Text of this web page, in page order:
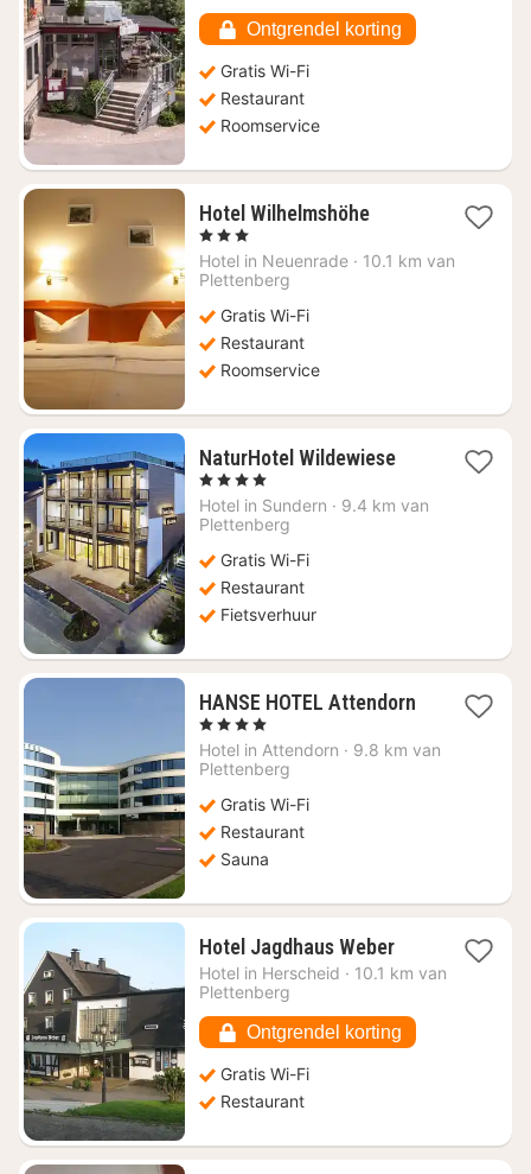
126,64
Ontgrendel korting
Gratis Wi-Fi
Restaurant
Roomservice
Hotel Wilhelmshöhe1
vanaf
, 3 Sterren
Hotel in Neuenrade · 10.1 km van
Plettenberg
Gratis Wi-Fi
Restaurant
Roomservice
NaturHotel Wildewiese1
vanaf
, 4 Sterren
Hotel in Sundern · 9.4 km van
Plettenberg
Gratis Wi-Fi
Restaurant
Fietsverhuur
HANSE HOTEL Attendorn1
vanaf
, 4 Sterren
Hotel in Attendorn · 9.8 km van
Plettenberg
Gratis Wi-Fi
Restaurant
Sauna
Hotel Jagdhaus Weber1
nacht
59,22
Hotel in Herscheid · 10.1 km van
Plettenberg
Ontgrendel korting
Gratis Wi-Fi
Restaurant